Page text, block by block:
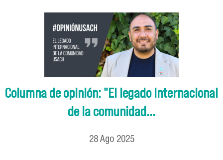
Columna de opinión: "El legado internacional
de la comunidad...
28 Ago 2025